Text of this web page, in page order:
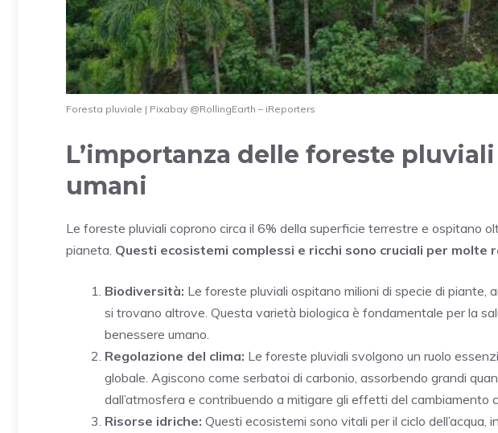
Foresta pluviale | Pixabay @RollingEarth – iReporters
L’importanza delle foreste
umani
Le foreste pluviali coprono circa il 6% della superficie terrestre e ospitano
pianeta. Questi ecosistemi complessi e ricchi sono cruciali per molte
Biodiversità: Le foreste pluviali ospitano milioni di specie di piante,
si trovano altrove. Questa varietà biologica è fondamentale per la
benessere umano.
Regolazione del clima: Le foreste pluviali svolgono un ruolo
globale. Agiscono come serbatoi di carbonio, assorbendo grandi
dall’atmosfera e contribuendo a mitigare gli effetti del cambiamento
Risorse idriche: Questi ecosistemi sono vitali per il ciclo dell’acqua,